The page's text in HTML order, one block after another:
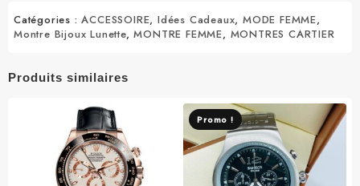
Catégories :ACCESSOIRE,Idées Cadeaux,MODE FEMME,
Montre Bijoux Lunette,MONTRE FEMME, MONTRES CARTIER
Produits similaires
Promo !